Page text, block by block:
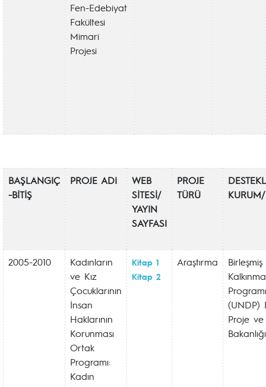
Fen-Edebiyat
Fakültesi
Mimari
Projesi
BAŞLANGIÇ
-BİTİŞ
PROJE ADI
WEB
SİTESİ/
YAYIN
SAYFASI
PROJE
TÜRÜ
2005-2010
Kadınların
ve Kız
Çocuklarının
İnsan
Haklarının
Korunması
Ortak
Programı:
Kadın
Kitap 1
Kitap 2
Araştırma
Kalkınma
Programı
(UNDP)
Proje ve
Bakanlığı